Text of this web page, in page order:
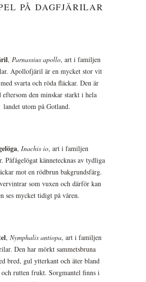
PÅ DAGFJÄRILAR
, Parnassius apollo, art i familjen
Apollofjäril är en mycket stor vit
svarta och röda fläckar. Den är
eftersom den minskar starkt i hela
landet utom på Gotland.
, Inachis io, art i familjen
Påfågelögat kännetecknas av tydliga
mot en rödbrun bakgrundsfärg.
som vuxen och därför kan
ses mycket tidigt på våren.
, Nymphalis antiopa, art i familjen
Den har mörkt sammetsbruna
bred, gul ytterkant och äter bland
och rutten frukt. Sorgmantel finns i